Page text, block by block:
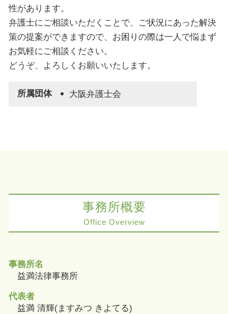
性があります。
弁護士にご相談いただくことで、ご状況にあった解決
策の提案ができますので、お困りの際は一人で悩まず
お気軽にご相談ください。
どうぞ、よろしくお願いいたします。
所属団体 大阪弁護士会
事務所概要
Office Overview
事務所名
益満法律事務所
代表者
益満 清輝(ますみつ きよてる)